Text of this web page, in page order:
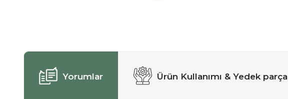
Yorumlar Ürün Kullanımı & Yedek parça